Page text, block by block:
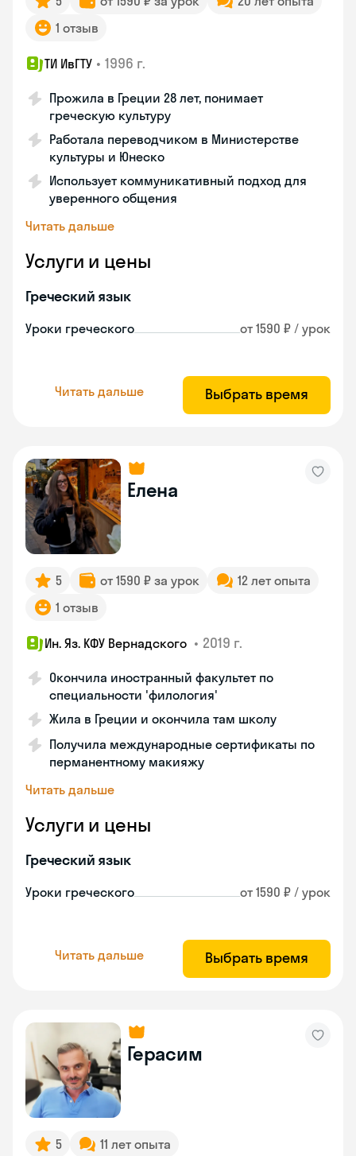
1 отзыв
ТИ ИвГТУ • 1996 г.
Прожила в Греции 28 лет, понимает
греческую культуру
Работала переводчиком в Министерстве
культуры и Юнеско
Использует коммуникативный подход для
уверенного общения
Читать дальше
Услуги и цены
Греческий язык
Уроки греческого от 1590 ₽ / урок
Читать дальше Выбрать время
Елена
5 от 1590 ₽ за урок
12 лет опыта
1 отзыв
Ин. Яз. КФУ Вернадского • 2019 г.
Окончила иностранный факультет по
специальности 'филология'
Жила в Греции и окончила там школу
Получила международные сертификаты по
перманентному макияжу
Читать дальше
Услуги и цены
Греческий язык
Уроки греческого от 1590 ₽ / урок
Читать дальше Выбрать время
Герасим
5 11 лет опыта